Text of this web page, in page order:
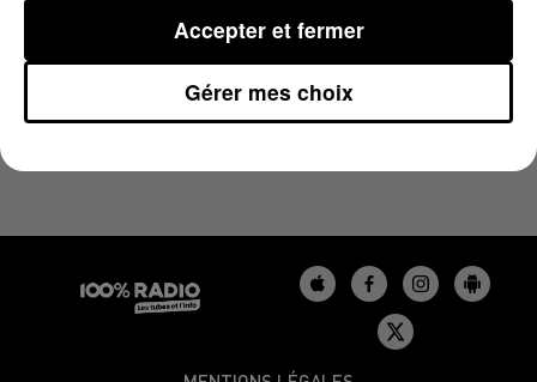
Gérer mes choix
Accepter et fermer